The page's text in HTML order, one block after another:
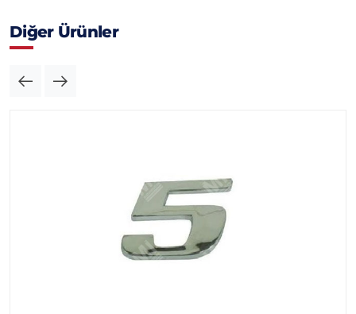
Diğer Ürünler